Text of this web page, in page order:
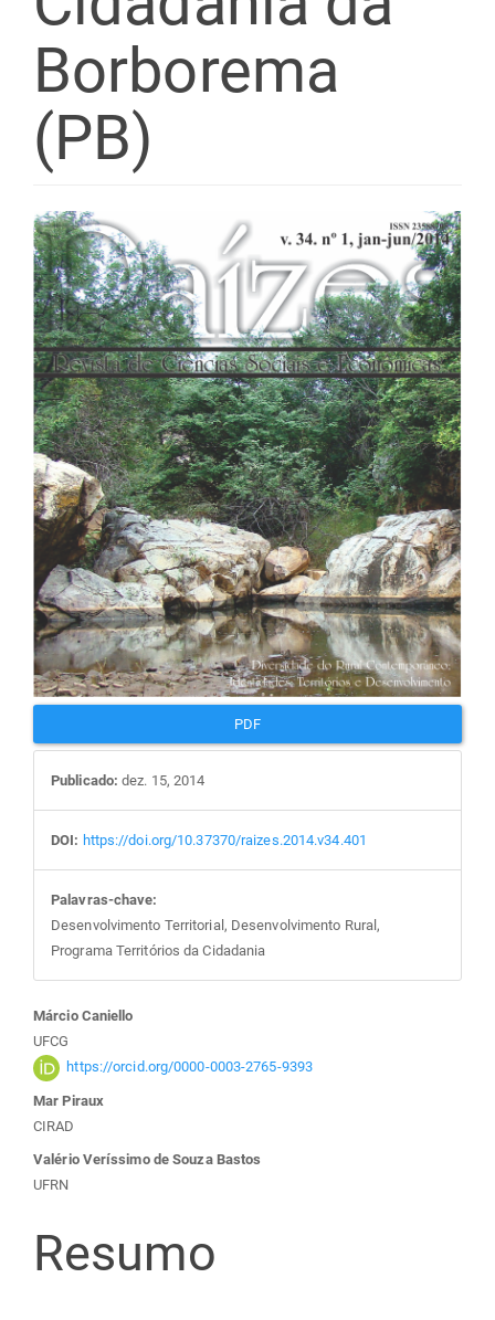
Borborema
(PB)
Barra
lateral
de
artigos
PDF
Publicado: dez. 15, 2014
DOI: https://doi.org/10.37370/raizes.2014.v34.401
Palavras-chave:
Desenvolvimento Territorial, Desenvolvimento Rural,
Programa Territórios da Cidadania
Conteúdo
do
artigo
principal
Márcio Caniello
UFCG
https://orcid.org/0000-0003-2765-9393
Mar Piraux
CIRAD
Valério Veríssimo de Souza Bastos
UFRN
Resumo